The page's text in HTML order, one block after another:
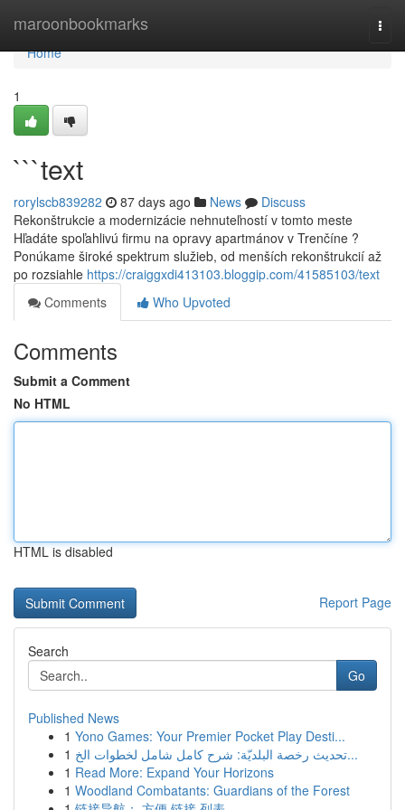
maroonbookmarks
Home
Home
1
```text
rorylscb839282 87 days ago News
Discuss
Rekonštrukcie a modernizácie nehnuteľností v tomto meste
Hľadáte spoľahlivú firmu na opravy apartmánov v Trenčíne ?
Ponúkame široké spektrum služieb, od menších rekonštrukcií až
po rozsiahle https://craiggxdi413103.bloggip.com/41585103/text
Comments
Who Upvoted
Comments
Submit a Comment
No HTML
HTML is disabled
Report Page
Search
Go
Published News
1 Yono Games: Your Premier Pocket Play Desti...
1
تحديث رخصة البلديّة: شرح كامل شامل لخطوات الخ...
1 Read More: Expand Your Horizons
1 Woodland Combatants: Guardians of the Forest